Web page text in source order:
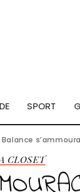
SPORT
Balance
CLOSET